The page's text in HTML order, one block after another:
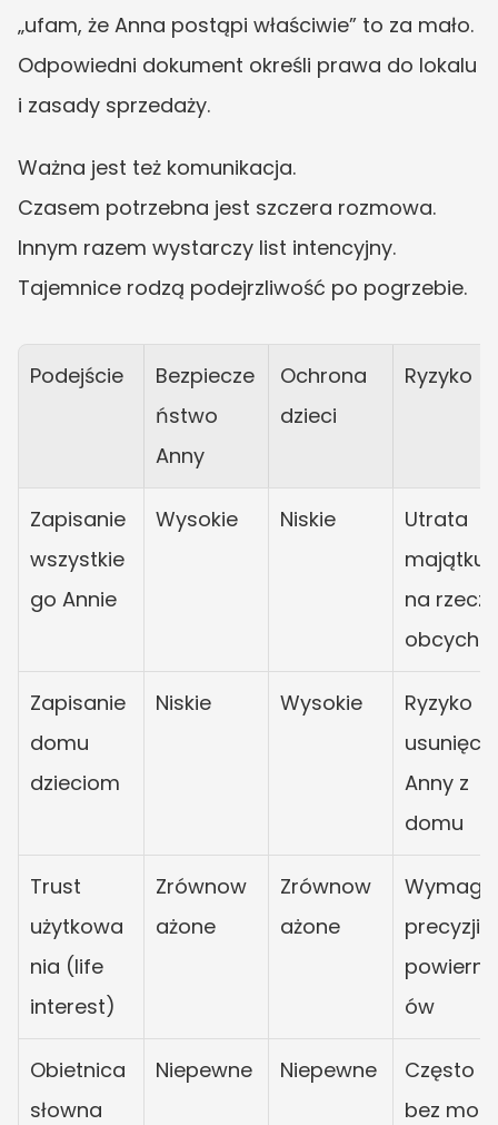
„ufam, że Anna postąpi właściwie” to za mało.
Odpowiedni dokument określi prawa do lokalu
i zasady sprzedaży.
Ważna jest też komunikacja.
Czasem potrzebna jest szczera rozmowa.
Innym razem wystarczy list intencyjny.
Tajemnice rodzą podejrzliwość po pogrzebie.
Podejście
Bezpiecze
ństwo
Anny
Ochrona
dzieci
Ryzyko
Zapisanie
wszystkie
go Annie
Wysokie Niskie
Utrata
majątku
na rzecz
obcych
Zapisanie
domu
dzieciom
Niskie Wysokie
Ryzyko
usunięcia
Anny z
domu
Trust
użytkowa
nia (life
interest)
Zrównow
ażone
Zrównow
ażone
Wymaga
precyzji i
powiernik
ów
Obietnica
słowna
Niepewne Niepewne
Często
bez